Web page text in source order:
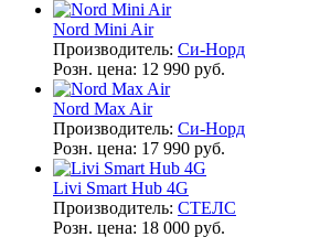
Nord Mini Air
Производитель: Си-Норд
Розн. цена: 12 990 руб.
Nord Max Air
Производитель: Си-Норд
Розн. цена: 17 990 руб.
Livi Smart Hub 4G
Производитель: СТЕЛС
Розн. цена: 18 000 руб.